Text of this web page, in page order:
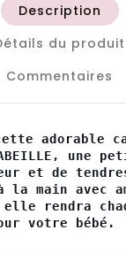
Description
du produit
Commentaires
adorable
une
et de
la main avec
rendra
votre bébé.